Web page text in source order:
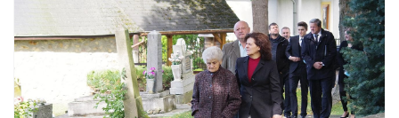
Previous Next